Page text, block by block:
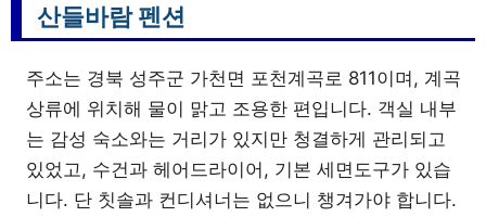
산들바람 펜션
주소는 경북 성주군 가천면 포천계곡로 811이며, 계곡
상류에 위치해 물이 맑고 조용한 편입니다. 객실 내부
는 감성 숙소와는 거리가 있지만 청결하게 관리되고
있었고, 수건과 헤어드라이어, 기본 세면도구가 있습
니다. 단 칫솔과 컨디셔너는 없으니 챙겨가야 합니다.